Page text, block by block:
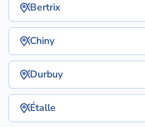
Bertrix
Chiny
Durbuy
Étalle